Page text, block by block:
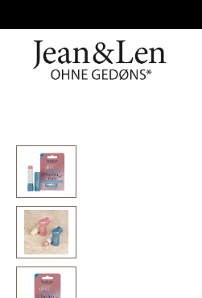
Bildergalerie überspringen